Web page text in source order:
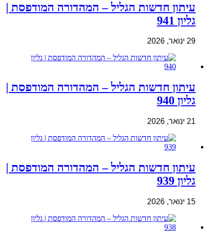
עיתון חדשות הגליל – המהדורה המודפסת |
גליון 941
29 ינואר, 2026
עיתון חדשות הגליל – המהדורה המודפסת |
גליון 940
21 ינואר, 2026
עיתון חדשות הגליל – המהדורה המודפסת |
גליון 939
15 ינואר, 2026